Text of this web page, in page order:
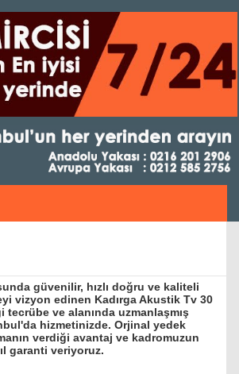
güvenilir, hızlı doğru ve kaliteli
vizyon edinen Kadırga Akustik Tv 30
tecrübe ve alanında uzmanlaşmış
hizmetinizde. Orjinal yedek
verdiği avantaj ve kadromuzun
garanti veriyoruz.